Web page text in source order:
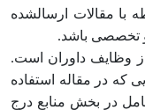
با مقالات ارسال‏شده
تخصصی باشد.
از وظایف داوران است.
که در مقاله استفاده
در بخش منابع درج